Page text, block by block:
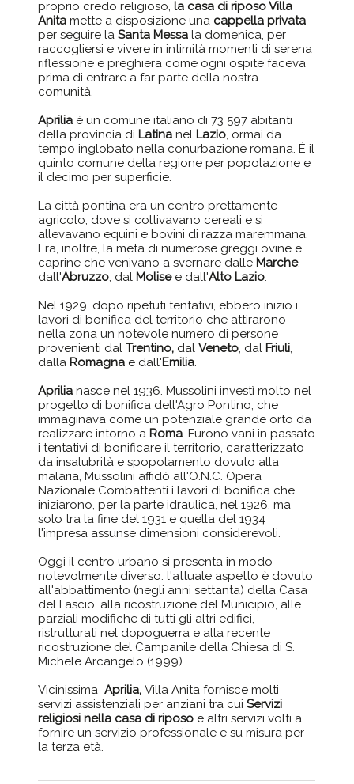
proprio credo religioso,la casa di riposo Villa
Anita mette a disposizione una cappella privata
per seguire laSanta Messa la domenica, per
raccogliersi e vivere in intimità momenti di serena
riflessione e preghiera come ogni ospite faceva
prima di entrare a far parte della nostra
comunità.
Aprilia è un comune italiano di 73 597 abitanti
della provincia di Latinanel Lazio, ormai da
tempo inglobato nella conurbazione romana. È il
quinto comune della regione per popolazione e
il decimo per superficie.
La città pontina era un centro prettamente
agricolo, dove si coltivavano cereali e si
allevavano equini e bovini di razza maremmana.
Era, inoltre, la meta di numerose greggi ovine e
caprine che venivano a svernare dalle Marche,
dall'Abruzzo, dal Molisee dall'Alto Lazio.
Nel 1929, dopo ripetuti tentativi, ebbero inizio i
lavori di bonifica del territorio che attirarono
nella zona un notevole numero di persone
provenienti dalTrentino, dalVeneto, dal Friuli,
dalla Romagna e dall'Emilia.
Aprilia nasce nel 1936. Mussolini investì molto nel
progetto di bonifica dell'Agro Pontino, che
immaginava come un potenziale grande orto da
realizzare intorno a Roma. Furono vani in passato
i tentativi di bonificare il territorio, caratterizzato
da insalubrità e spopolamento dovuto alla
malaria, Mussolini affidò all'O.N.C. Opera
Nazionale Combattenti i lavori di bonifica che
iniziarono, per la parte idraulica, nel 1926, ma
solo tra la fine del 1931 e quella del 1934
l'impresa assunse dimensioni considerevoli.
Oggi il centro urbano si presenta in modo
notevolmente diverso: l'attuale aspetto è dovuto
all'abbattimento (negli anni settanta) della Casa
del Fascio, alla ricostruzione del Municipio, alle
parziali modifiche di tutti gli altri edifici,
ristrutturati nel dopoguerra e alla recente
ricostruzione del Campanile della Chiesa di S.
Michele Arcangelo (1999).
VicinissimaAprilia, Villa Anita fornisce molti
servizi assistenziali per anziani tra cuiServizi
religiosi nella casa di riposo e altri servizi volti a
fornire un servizio professionale e su misura per
la terza età.